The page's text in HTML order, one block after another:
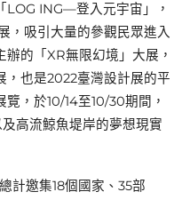
LOG ING—登入元宇宙」，
，吸引大量的參觀民眾進入
辦的「XR無限幻境」大展，
，也是2022臺灣設計展的平
，於10/14至10/30期間，
高流鯨魚堤岸的夢想現實
計邀集18個國家、35部